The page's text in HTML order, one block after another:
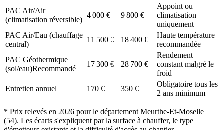
PAC Air/Air
(climatisation réversible)
4 000 € 9 800 €
Appoint ou
climatisation
uniquement
PAC Air/Eau (chauffage
central)
11 500 € 18 400 €
Haute température
recommandée
PAC Géothermique
(sol/eau)Recommandé
17 300 € 28 700 €
Rendement
constant malgré le
froid
Entretien annuel
170 € 350 €
Obligatoire tous les
2 ans minimum
* Prix relevés en 2026 pour le département Meurthe-Et-Moselle
(54). Les écarts s'expliquent par la surface à chauffer, le type